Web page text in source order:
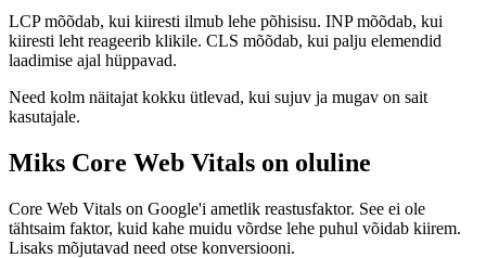
LCP mõõdab, kui kiiresti ilmub lehe põhisisu. INP mõõdab, kui
kiiresti leht reageerib klikile. CLS mõõdab, kui palju elemendid
laadimise ajal hüppavad.
Need kolm näitajat kokku ütlevad, kui sujuv ja mugav on sait
kasutajale.
Miks Core Web Vitals on oluline
Core Web Vitals on Google'i ametlik reastusfaktor. See ei ole
tähtsaim faktor, kuid kahe muidu võrdse lehe puhul võidab kiirem.
Lisaks mõjutavad need otse konversiooni.